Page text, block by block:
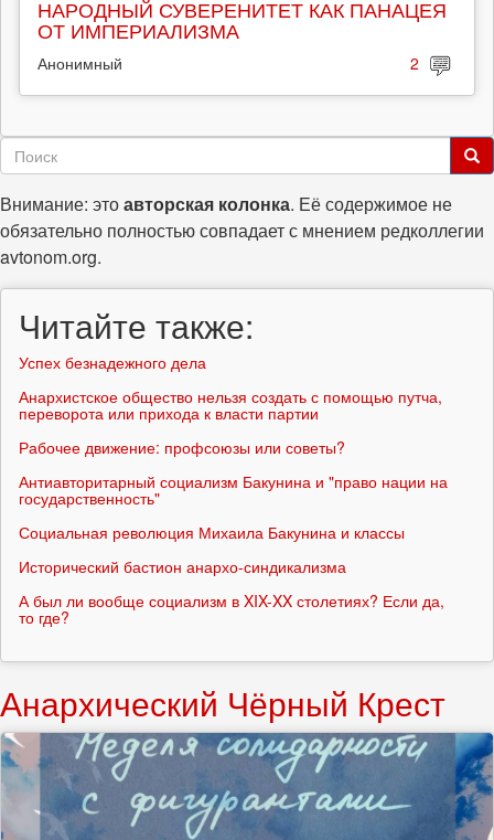
НАРОДНЫЙ СУВЕРЕНИТЕТ КАК ПАНАЦЕЯ
ОТ ИМПЕРИАЛИЗМА
Анонимный 2
Форма
поиска
Внимание: этоавторская колонка. Её содержимое не
обязательно полностью совпадает с мнением редколлегии
avtonom.org.
Читайте также:
Успех безнадежного дела
Анархистское общество нельзя создать с помощью путча,
переворота или прихода к власти партии
Рабочее движение: профсоюзы или советы?
Антиавторитарный социализм Бакунина и "право нации на
государственность"
Социальная революция Михаила Бакунина и классы
Исторический бастион анархо-синдикализма
А был ли вообще социализм в XIX-XX столетиях? Если да,
то где?
Анархический Чёрный Крест